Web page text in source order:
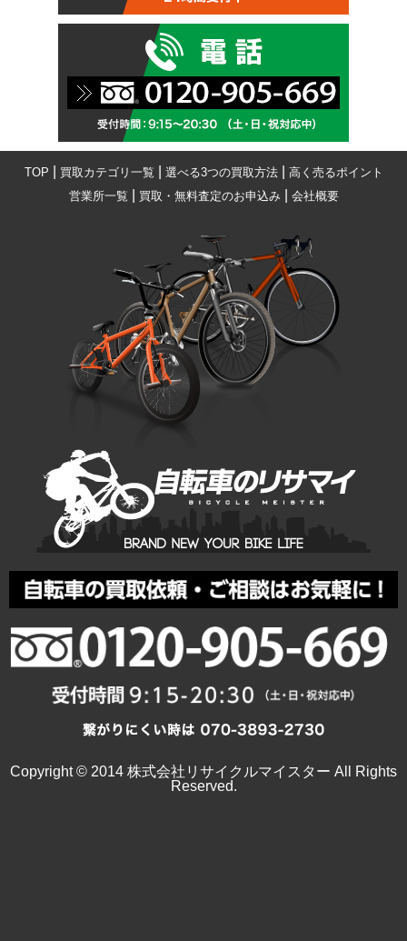
TOP 買取カテゴリ一覧 選べる3つの買取方法| 高く売るポイント
営業所一覧
買取・無料査定のお申込み| 会社概要
Copyright © 2014 株式会社リサイクルマイスター All Rights
Reserved.